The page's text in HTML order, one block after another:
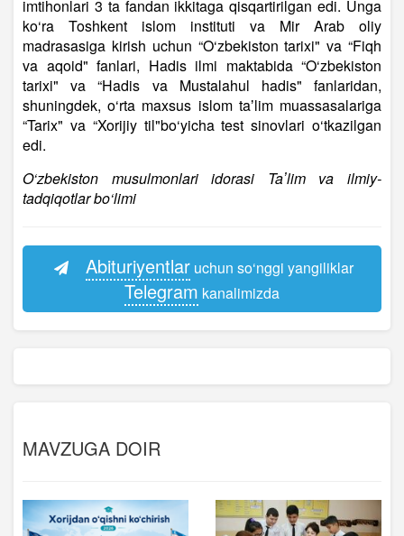
imtihonlari 3 ta fandan ikkitaga qisqartirilgan edi. Unga
ko‘ra Toshkent islom instituti va Mir Arab oliy
madrasasiga kirish uchun “O‘zbekiston tarixi" va “Fiqh
va aqoid" fanlari, Hadis ilmi maktabida “O‘zbekiston
tarixi" va “Hadis va Mustalahul hadis" fanlaridan,
shuningdek, o‘rta maxsus islom taʼlim muassasalariga
“Tarix" va “Xorijiy til"bo‘yicha test sinovlari o‘tkazilgan
edi.
O‘zbekiston musulmonlari idorasi Taʼlim va ilmiy-
tadqiqotlar bo‘limi
Abituriyentlaruchun so‘nggi yangiliklar
Telegram kanalimizda
MAVZUGA DOIR